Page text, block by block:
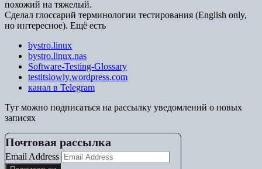
похожий на тяжелый.
Сделал глоссарий терминологии тестирования (English only,
но интересное). Ещё есть
bystro.linux
bystro.linux.nas
Software-Testing-Glossary
testitslowly.wordpress.com
канал в Telegram
Тут можно подписаться на рассылку уведомлений о новых
записях
Почтовая рассылка
Email Address